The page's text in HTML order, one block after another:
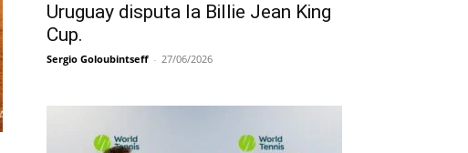
Uruguay disputa la Billie Jean King
Cup.
Sergio Goloubintseff - 27/06/2026